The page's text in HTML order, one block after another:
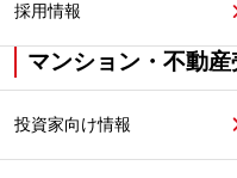
採用情報
マンション・不動
投資家向け情報